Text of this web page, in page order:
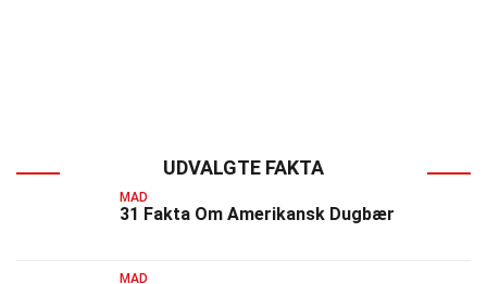
UDVALGTE FAKTA
MAD
31 Fakta Om Amerikansk Dugbær
MAD